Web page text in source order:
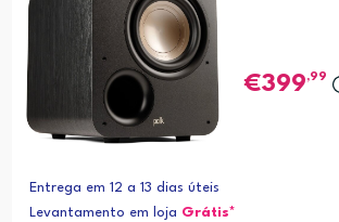
399,99
Entrega em 12 a 13 dias úteis
Levantamento em loja Grátis*